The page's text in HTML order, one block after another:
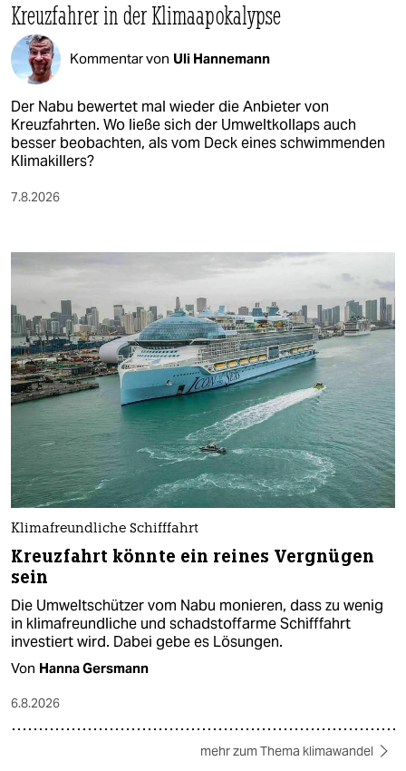
Kreuzfahrer in der Klimaapokalypse
Kommentar von Uli Hannemann
Der Nabu bewertet mal wieder die Anbieter von
Kreuzfahrten. Wo ließe sich der Umweltkollaps auch
besser beobachten, als vom Deck eines schwimmenden
Klimakillers?
7.8.2026
Klimafreundliche Schifffahrt
Kreuzfahrt könnte ein reines Vergnügen
sein
Die Umweltschützer vom Nabu monieren, dass zu wenig
in klimafreundliche und schadstoffarme Schifffahrt
investiert wird. Dabei gebe es Lösungen.
Von Hanna Gersmann
6.8.2026
mehr zum Thema klimawandel